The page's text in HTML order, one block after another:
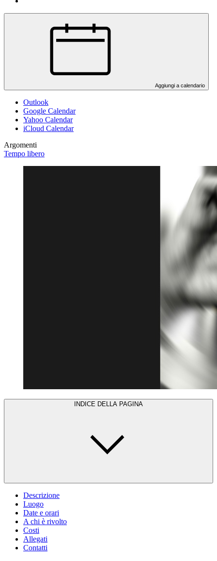
Aggiungi a calendario
Outlook
Google Calendar
Yahoo Calendar
iCloud Calendar
Argomenti
Tempo libero
INDICE DELLA PAGINA
Descrizione
Luogo
Date e orari
A chi è rivolto
Costi
Allegati
Contatti